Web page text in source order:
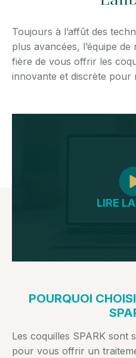
Toujours à l’affût des
plus avancées, l’équipe
fière de vous offrir les
innovante et discrète pour
LIRE
POURQUOI
Les coquilles SPARK sont
pour vous offrir un